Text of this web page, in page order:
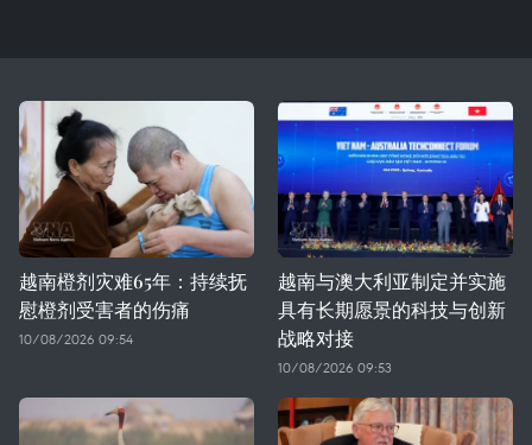
越南橙剂灾难65年：持续抚
慰橙剂受害者的伤痛
10/08/2026 09:54
越南与澳大利亚制定并实施
具有长期愿景的科技与创新
战略对接
10/08/2026 09:53